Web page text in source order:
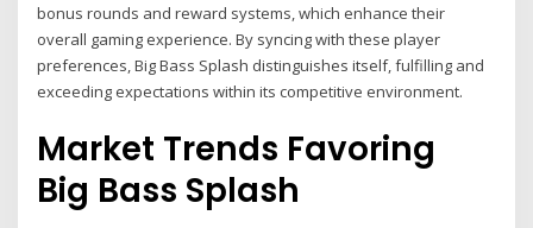
bonus rounds and reward systems, which enhance their
overall gaming experience. By syncing with these player
preferences, Big Bass Splash distinguishes itself, fulfilling and
exceeding expectations within its competitive environment.
Market Trends Favoring
Big Bass Splash